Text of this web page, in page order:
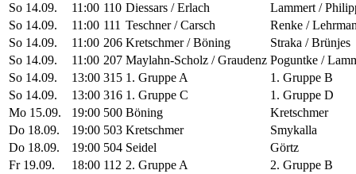
So 14.09.
11:00 110 Diessars / Erlach
Lammert /
So 14.09.
11:00 111 Teschner / Carsch
Renke /
So 14.09.
11:00 206 Kretschmer / Böning
Straka / Brünjes
So 14.09.
11:00 207 Maylahn-Scholz / Graudenz Poguntke /
So 14.09.
13:00 315 1. Gruppe A
1. Gruppe B
So 14.09.
13:00 316 1. Gruppe C
1. Gruppe D
Mo 15.09.
19:00 500 Böning
Kretschmer
Do 18.09.
19:00 503 Kretschmer
Smykalla
Do 18.09.
19:00 504 Seidel
Görtz
Fr 19.09.
18:00 112 2. Gruppe A
2. Gruppe B